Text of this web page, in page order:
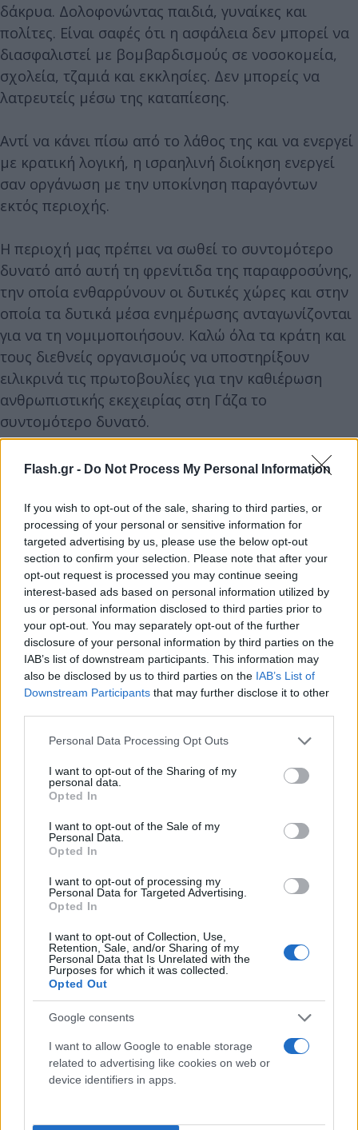
Flash.gr - Do Not Process My Personal Information
If you wish to opt-out of the sale, sharing to third parties, or
processing of your personal or sensitive information for
targeted advertising by us, please use the below opt-out
section to confirm your selection. Please note that after your
opt-out request is processed you may continue seeing
interest-based ads based on personal information utilized by
us or personal information disclosed to third parties prior to
your opt-out. You may separately opt-out of the further
disclosure of your personal information by third parties on the
IAB’s list of downstream participants. This information may
also be disclosed by us to third parties on the IAB’s List of
Downstream Participants that may further disclose it to other
Please note that this website/app uses one or more Google
not limited to your visit or usage behaviour. You may click to
grant or deny consent to Google and its third-party tags to
use your data for below specified purposes in below Google
consent section.
Personal Data Processing Opt Outs
I want to opt-out of the Sharing of my
personal data.
Opted In
I want to opt-out of the Sale of my
Personal Data.
Opted In
I want to opt-out of processing my
Personal Data for Targeted Advertising.
Opted In
I want to opt-out of Collection, Use,
Retention, Sale, and/or Sharing of my
Personal Data that Is Unrelated with the
Purposes for which it was collected.
Opted Out
Google consents
I want to allow Google to enable storage
related to advertising like cookies on web or
device identifiers in apps.
δάκρυα. Δολοφονώντας παιδιά, γυναίκες και
πολίτες. Είναι σαφές ότι η ασφάλεια δεν μπορεί να
διασφαλιστεί με βομβαρδισμούς σε νοσοκομεία,
σχολεία, τζαμιά και εκκλησίες. Δεν μπορείς να
λατρευτείς μέσω της καταπίεσης.
Αντί να κάνει πίσω από το λάθος της και να ενεργεί
με κρατική λογική, η ισραηλινή διοίκηση ενεργεί
σαν οργάνωση με την υποκίνηση παραγόντων
εκτός περιοχής.
Η περιοχή μας πρέπει να σωθεί το συντομότερο
δυνατό από αυτή τη φρενίτιδα της παραφροσύνης,
την οποία ενθαρρύνουν οι δυτικές χώρες και στην
οποία τα δυτικά μέσα ενημέρωσης ανταγωνίζονται
για να τη νομιμοποιήσουν. Καλώ όλα τα κράτη και
τους διεθνείς οργανισμούς να υποστηρίξουν
ειλικρινά τις πρωτοβουλίες για την καθιέρωση
ανθρωπιστικής εκεχειρίας στη Γάζα το
συντομότερο δυνατό.
Επαναλαμβάνω την έκκλησή μας προς την
εύρος των επιθέσεων της εναντίον αμάχων και να
σταματήσει αμέσως τις επιχειρήσεις της που
ισοδυναμούν με γενοκτονία. Πιστεύουμε ότι η
περιοχή μας θα επιτύχει μόνιμη σταθερότητα με
τη δημιουργία νέων μηχανισμών που θα εγγυώνται
την ασφάλεια των Μουσουλμάνων, των Εβραίων,
των Χριστιανών και όλων όσων ζουν σε αυτά τα
εδάφη.
Η Τουρκία θα συνεχίσει να κάνει το καθήκον της
αποτρέψει άλλες ανθρωπιστικές τραγωδίες και να
επιλύσει τις συγκρούσεις στην Παλαιστίνη προτού
φτάσουν σε ένα σημείο χωρίς επιστροφή».